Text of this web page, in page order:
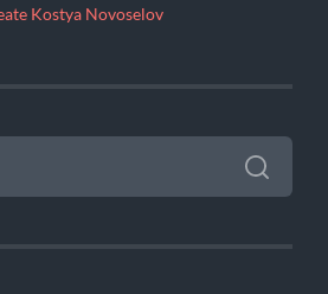
Kostya Novoselov